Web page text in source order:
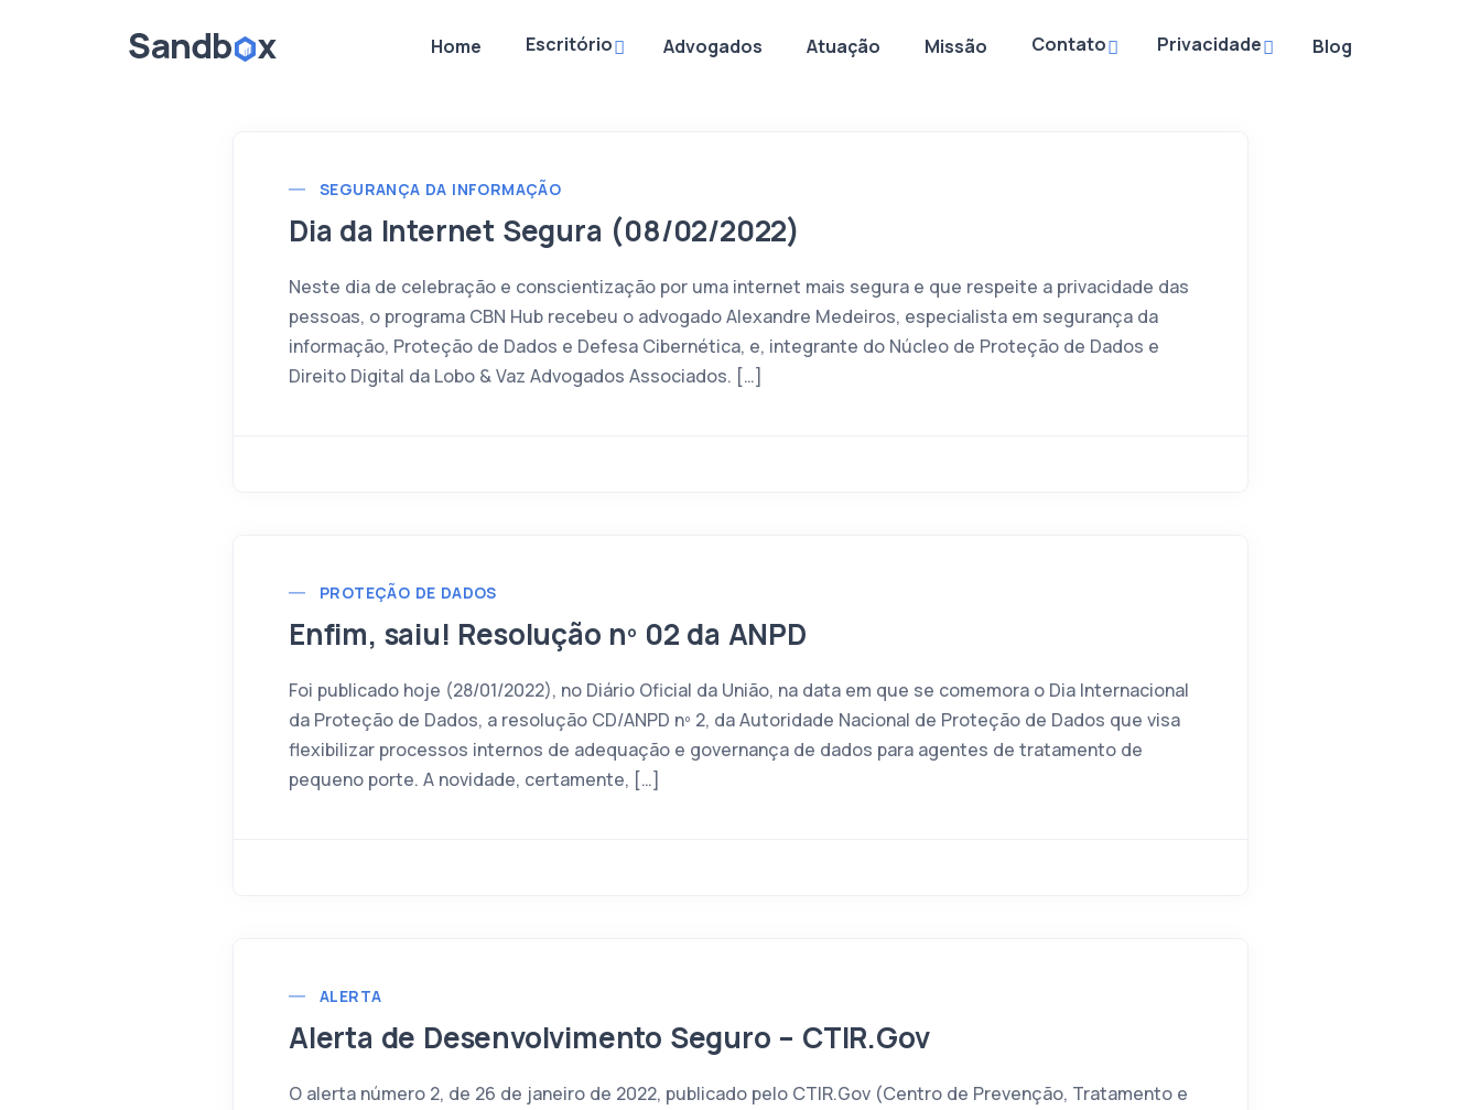
Home Escritório Advogados Atuação Missão Contato Privacidade Blog
SEGURANÇA DA INFORMAÇÃO
Dia da Internet Segura (08/02/2022)
Neste dia de celebração e conscientização por uma internet mais segura e que respeite a privacidade das
pessoas, o programa CBN Hub recebeu o advogado Alexandre Medeiros, especialista em segurança da
informação, Proteção de Dados e Defesa Cibernética, e, integrante do Núcleo de Proteção de Dados e
Direito Digital da Lobo & Vaz Advogados Associados. […]
PROTEÇÃO DE DADOS
Enfim, saiu! Resolução nº 02 da ANPD
Foi publicado hoje (28/01/2022), no Diário Oficial da União, na data em que se comemora o Dia Internacional
da Proteção de Dados, a resolução CD/ANPD nº 2, da Autoridade Nacional de Proteção de Dados que visa
flexibilizar processos internos de adequação e governança de dados para agentes de tratamento de
pequeno porte. A novidade, certamente, […]
ALERTA
Alerta de Desenvolvimento Seguro – CTIR.Gov
O alerta número 2, de 26 de janeiro de 2022, publicado pelo CTIR.Gov (Centro de Prevenção, Tratamento e